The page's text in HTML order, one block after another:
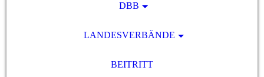
DBB
LANDESVERBÄNDE
BEITRITT